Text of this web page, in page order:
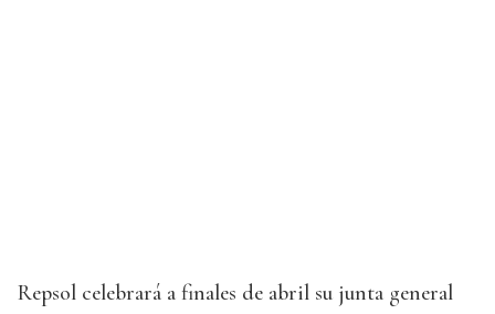
Repsol celebrará a finales de abril su junta general